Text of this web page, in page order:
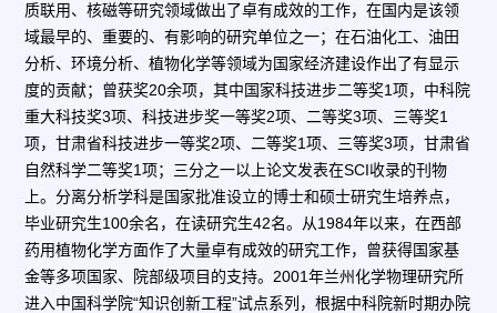
质联用、核磁等研究领域做出了卓有成效的工作，在国内是该领
域最早的、重要的、有影响的研究单位之一；在石油化工、油田
分析、环境分析、植物化学等领域为国家经济建设作出了有显示
度的贡献；曾获奖20余项，其中国家科技进步二等奖1项，中科院
重大科技奖3项、科技进步奖一等奖2项、二等奖3项、三等奖1
项，甘肃省科技进步一等奖2项、二等奖1项、三等奖3项，甘肃省
自然科学二等奖1项；三分之一以上论文发表在SCI收录的刊物
上。分离分析学科是国家批准设立的博士和硕士研究生培养点，
毕业研究生100余名，在读研究生42名。从1984年以来，在西部
药用植物化学方面作了大量卓有成效的研究工作，曾获得国家基
金等多项国家、院部级项目的支持。 2001年兰州化学物理研究所
进入中国科学院“知识创新工程”试点系列，根据中科院新时期办院